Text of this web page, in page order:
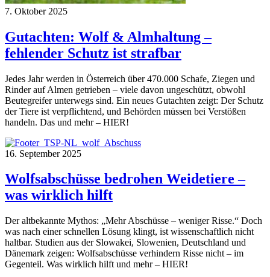
7. Oktober 2025
Gutachten: Wolf & Almhaltung –
fehlender Schutz ist strafbar
Jedes Jahr werden in Österreich über 470.000 Schafe, Ziegen und
Rinder auf Almen getrieben – viele davon ungeschützt, obwohl
Beutegreifer unterwegs sind. Ein neues Gutachten zeigt: Der Schutz
der Tiere ist verpflichtend, und Behörden müssen bei Verstößen
handeln. Das und mehr – HIER!
16. September 2025
Wolfsabschüsse bedrohen Weidetiere –
was wirklich hilft
Der altbekannte Mythos: „Mehr Abschüsse – weniger Risse.“ Doch
was nach einer schnellen Lösung klingt, ist wissenschaftlich nicht
haltbar. Studien aus der Slowakei, Slowenien, Deutschland und
Dänemark zeigen: Wolfsabschüsse verhindern Risse nicht – im
Gegenteil. Was wirklich hilft und mehr – HIER!